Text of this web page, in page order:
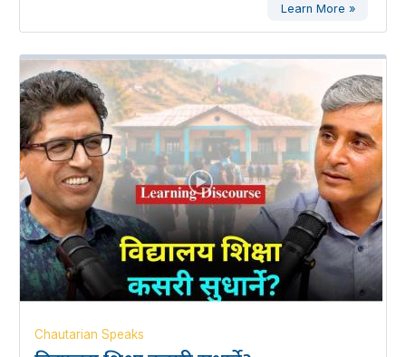
Learn More »
Chautarian Speaks